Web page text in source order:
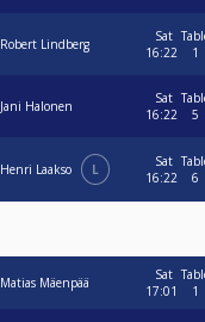
Robert Lindberg
Sat
16:22
1
Jani Halonen
Sat
16:22
5
Henri Laakso L
Sat
16:22
6
Matias Mäenpää
Sat
17:01
1